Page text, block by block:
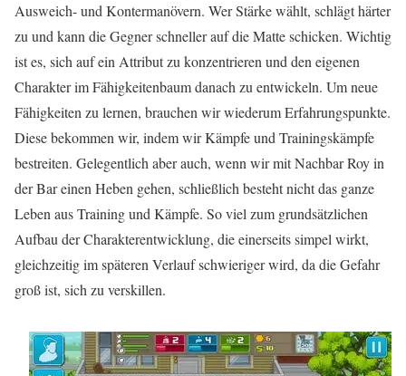
Ausweich- und Kontermanövern. Wer Stärke wählt, schlägt härter
zu und kann die Gegner schneller auf die Matte schicken. Wichtig
ist es, sich auf ein Attribut zu konzentrieren und den eigenen
Charakter im Fähigkeitenbaum danach zu entwickeln. Um neue
Fähigkeiten zu lernen, brauchen wir wiederum Erfahrungspunkte.
Diese bekommen wir, indem wir Kämpfe und Trainingskämpfe
bestreiten. Gelegentlich aber auch, wenn wir mit Nachbar Roy in
der Bar einen Heben gehen, schließlich besteht nicht das ganze
Leben aus Training und Kämpfe. So viel zum grundsätzlichen
Aufbau der Charakterentwicklung, die einerseits simpel wirkt,
gleichzeitig im späteren Verlauf schwieriger wird, da die Gefahr
groß ist, sich zu verskillen.